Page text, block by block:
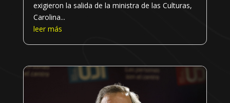
exigieron la salida de la ministra de las Culturas,
Carolina...
leer más